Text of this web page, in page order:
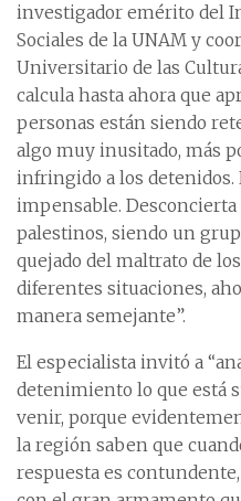
investigador emérito del
Sociales de la UNAM y
Universitario de las
calcula hasta ahora que
personas están siendo
algo muy inusitado, más
infringido a los detenidos.
impensable. Desconcierta
palestinos, siendo un
quejado del maltrato de
diferentes situaciones,
manera semejante”.
El especialista invitó a
detenimiento lo que está
venir, porque
la región saben que
respuesta es